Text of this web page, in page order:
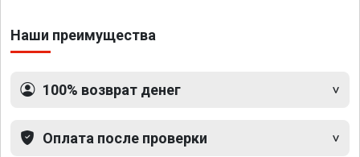
Наши преимущества
100% возврат денег
Оплата после проверки